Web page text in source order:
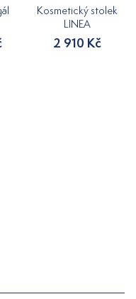
Kosmetický stolek
LINEA
2 910 Kč